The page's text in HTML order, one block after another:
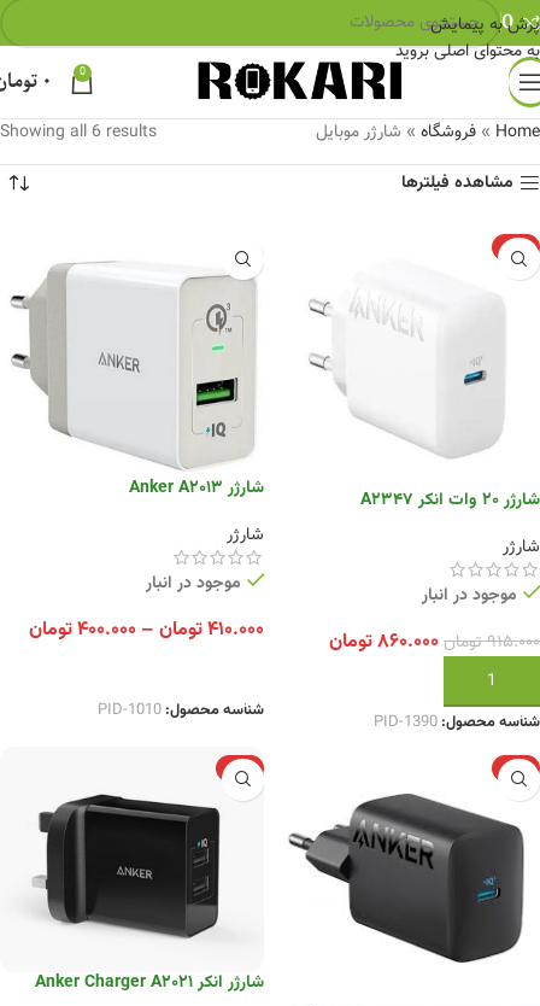
پرش به پیمایش
به محتوای اصلی بروید
0
0 ۰
Home
» فروشگاه » شارژر موبایل
Showing all 6 results
مشاهده فیلترها
-6%
شارژر 20 وات انکر A2347
شارژر
موجود در انبار
۹۱۵.۰۰۰تومان ۸۶۰.۰۰۰تومان
افزودن به سبد خرید
شناسه محصول: PID-1390
شارژر Anker A2013
شارژر
موجود در انبار
۴۱۰.۰۰۰تومان – ۴۰۰.۰۰۰تومان
شناسه محصول: PID-1010
-11%
-6%
شارژر انکر Anker Charger A2021